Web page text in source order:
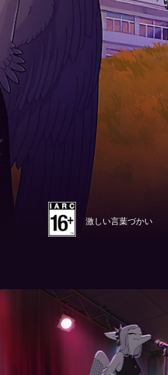
激しい言葉づかい